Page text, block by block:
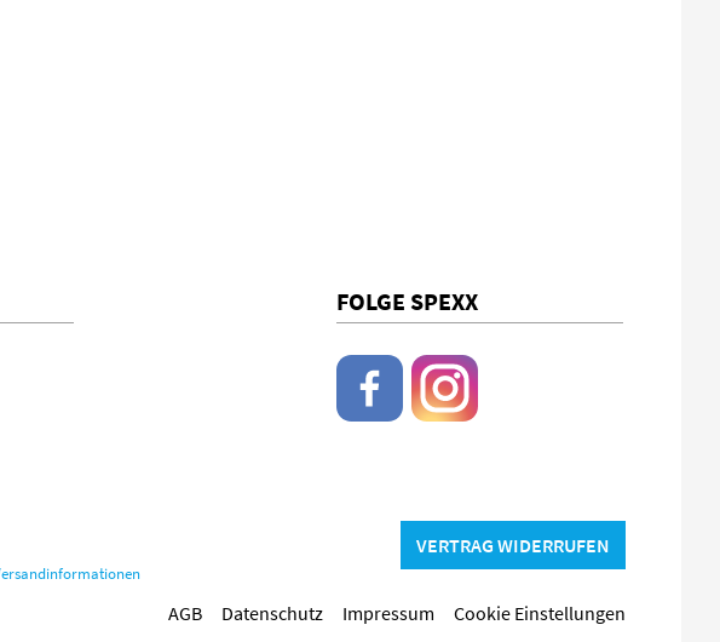
FOLGE SPEXX
VERTRAG WIDERRUFEN
AGB Datenschutz Impressum Cookie Einstellungen